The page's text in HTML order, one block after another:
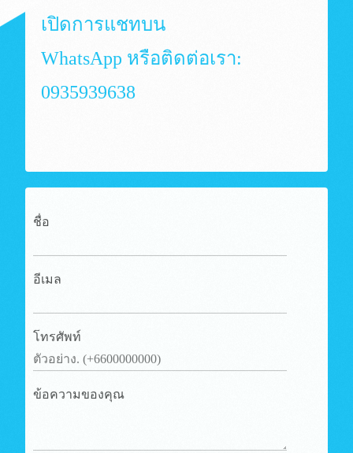
เปิดการแชทบน
WhatsApp หรือติดต่อเรา:
0935939638
ชื่อ
อีเมล
โทรศัพท์
ข้อความของคุณ